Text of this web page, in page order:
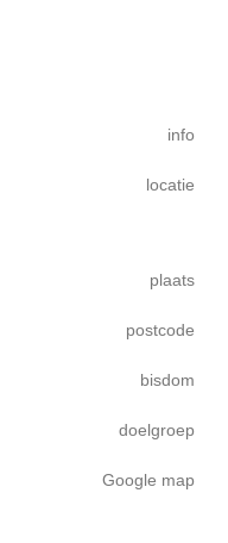
info
locatie
plaats
postcode
bisdom
doelgroep
Google map